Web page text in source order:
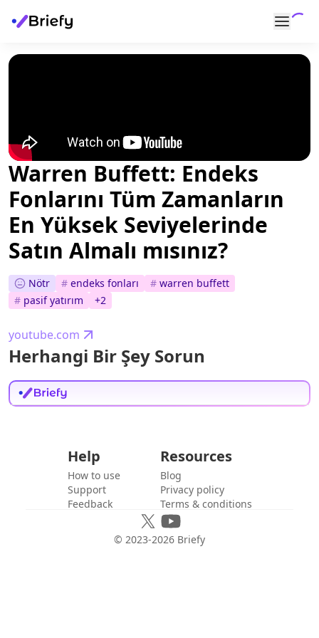
Warren Buffett: Endeks
Fonlarını Tüm Zamanların
En Yüksek Seviyelerinde
Satın Almalı mısınız?
Nötr # endeks fonları # warren buffett
# pasif yatırım +2
youtube.com
Herhangi Bir Şey Sorun
Help
How to use
Support
Feedback
Resources
Blog
Privacy policy
Terms & conditions
© 2023-2026 Briefy